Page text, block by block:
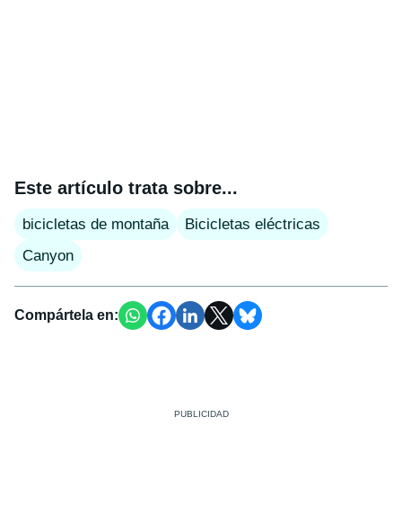
Este artículo trata sobre...
bicicletas de montaña
Bicicletas eléctricas
Canyon
Compártela en: